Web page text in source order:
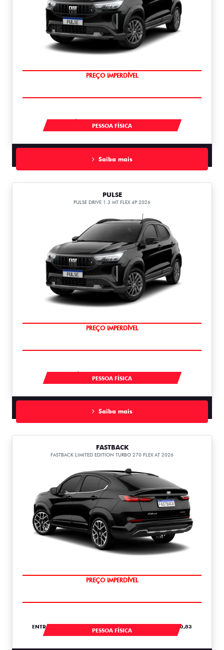
O SUV AUTOMÁTICO MAIS BARATO DO BRASIL
À VISTA POR R$ 109.990,00
PESSOA FÍSICA
Saiba mais
PULSE
PULSE DRIVE 1.3 MT FLEX 4P 2026
OPORTUNIDADE
À VISTA POR R$ 99.990,00
PESSOA FÍSICA
Saiba mais
FASTBACK
FASTBACK LIMITED EDITION TURBO 270 FLEX AT 2026
COM USADO NA TROCA
ENTRADA DE R$ 107.443,00 +18 PARCELAS DE R$ 2.820,83
PESSOA FÍSICA